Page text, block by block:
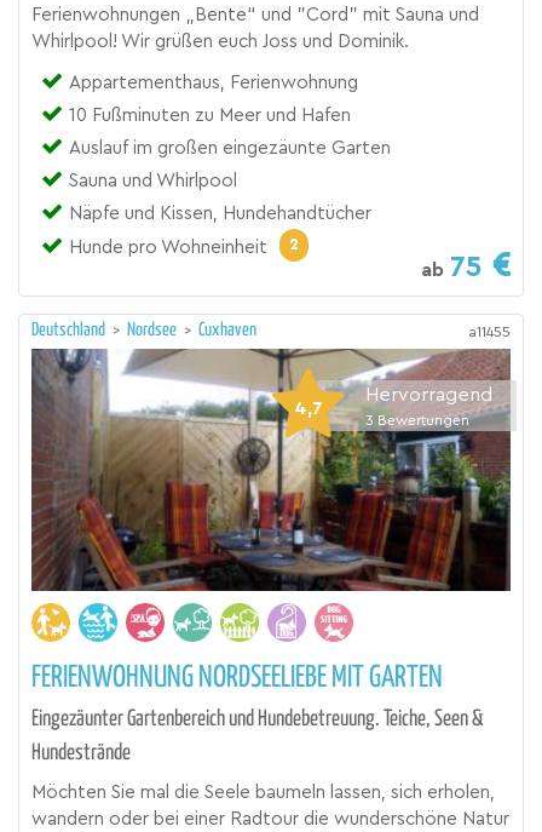
Ferienwohnungen „Bente“ und "Cord" mit Sauna und
Whirlpool! Wir grüßen euch Joss und Dominik.
Appartementhaus, Ferienwohnung
10 Fußminuten zu Meer und Hafen
Auslauf im großen eingezäunte Garten
Sauna und Whirlpool
Näpfe und Kissen, Hundehandtücher
Hunde pro Wohneinheit
2
ab 75
Deutschland > Nordsee > Cuxhaven a11455
4,7
Hervorragend
3 Bewertungen
FERIENWOHNUNG NORDSEELIEBE MIT GARTEN
Eingezäunter Gartenbereich und Hundebetreuung. Teiche, Seen &
Hundestrände
Möchten Sie mal die Seele baumeln lassen, sich erholen,
wandern oder bei einer Radtour die wunderschöne Natur